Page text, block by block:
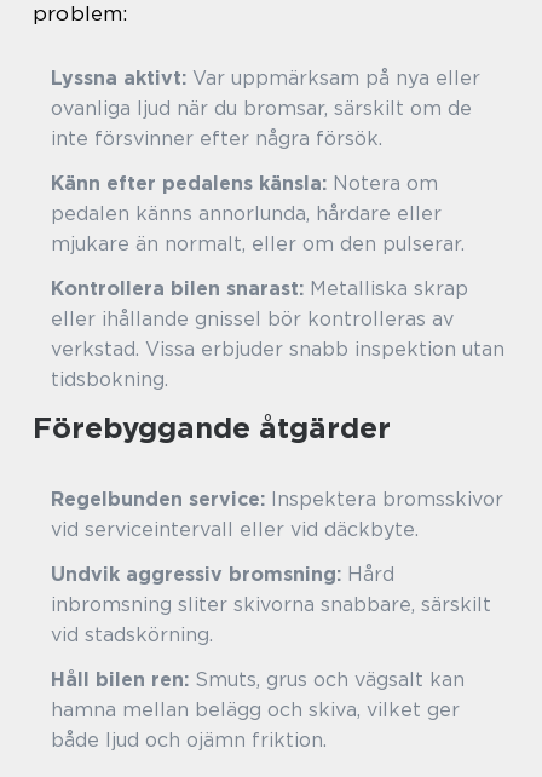
problem:
Lyssna aktivt: Var uppmärksam på nya eller
ovanliga ljud när du bromsar, särskilt om de
inte försvinner efter några försök.
Känn efter pedalens känsla: Notera om
pedalen känns annorlunda, hårdare eller
mjukare än normalt, eller om den pulserar.
Kontrollera bilen snarast: Metalliska skrap
eller ihållande gnissel bör kontrolleras av
verkstad. Vissa erbjuder snabb inspektion utan
tidsbokning.
Förebyggande åtgärder
Regelbunden service: Inspektera bromsskivor
vid serviceintervall eller vid däckbyte.
Undvik aggressiv bromsning: Hård
inbromsning sliter skivorna snabbare, särskilt
vid stadskörning.
Håll bilen ren: Smuts, grus och vägsalt kan
hamna mellan belägg och skiva, vilket ger
både ljud och ojämn friktion.